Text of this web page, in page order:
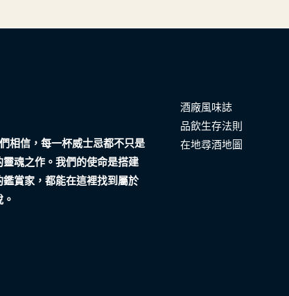
相信，每一杯威士忌都不只是
魂之作。我們的使命是搭建
賞家，都能在這裡找到屬於
酒廠風味誌
品飲生存法則
在地尋酒地圖